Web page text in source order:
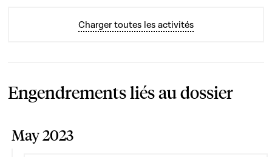
Charger toutes les activités
Engendrements liés au dossier
May 2023